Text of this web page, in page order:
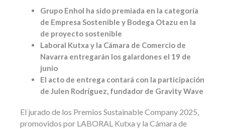
Grupo Enhol ha sido premiada en la categoría
de Empresa Sostenible y Bodega Otazu en la
de proyecto sostenible
Laboral Kutxa y la Cámara de Comercio de
Navarra entregarán los galardones el 19 de
junio
El acto de entrega contará con la participación
de Julen Rodríguez, fundador de Gravity Wave
El jurado de los Premios Sustainable Company 2025,
promovidos por LABORAL Kutxa y la Cámara de